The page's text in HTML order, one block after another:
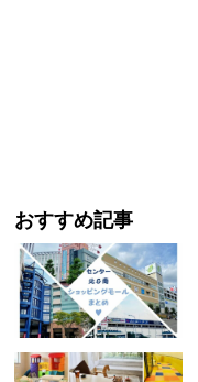
おすすめ記事